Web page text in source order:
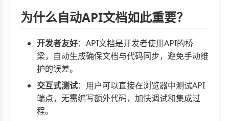
为什么自动API文档如此重要？
开发者友好：API文档是开发者使用API的桥
梁，自动生成确保文档与代码同步，避免手动维
护的误差。
交互式测试：用户可以直接在浏览器中测试API
端点，无需编写额外代码，加快调试和集成过
程。